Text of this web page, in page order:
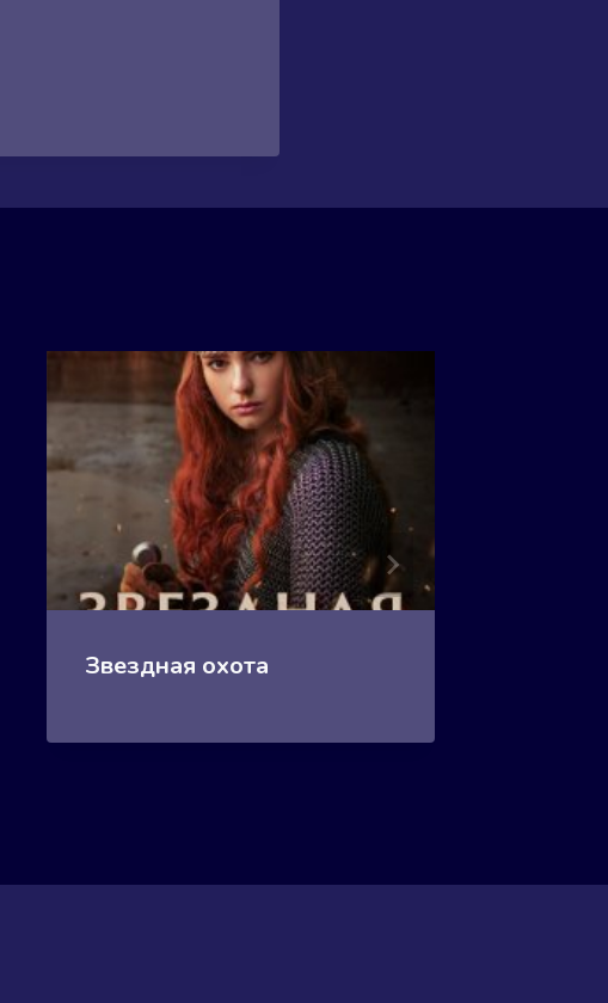
Звездная охота